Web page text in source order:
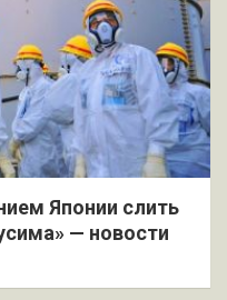
Японии слить
— новости